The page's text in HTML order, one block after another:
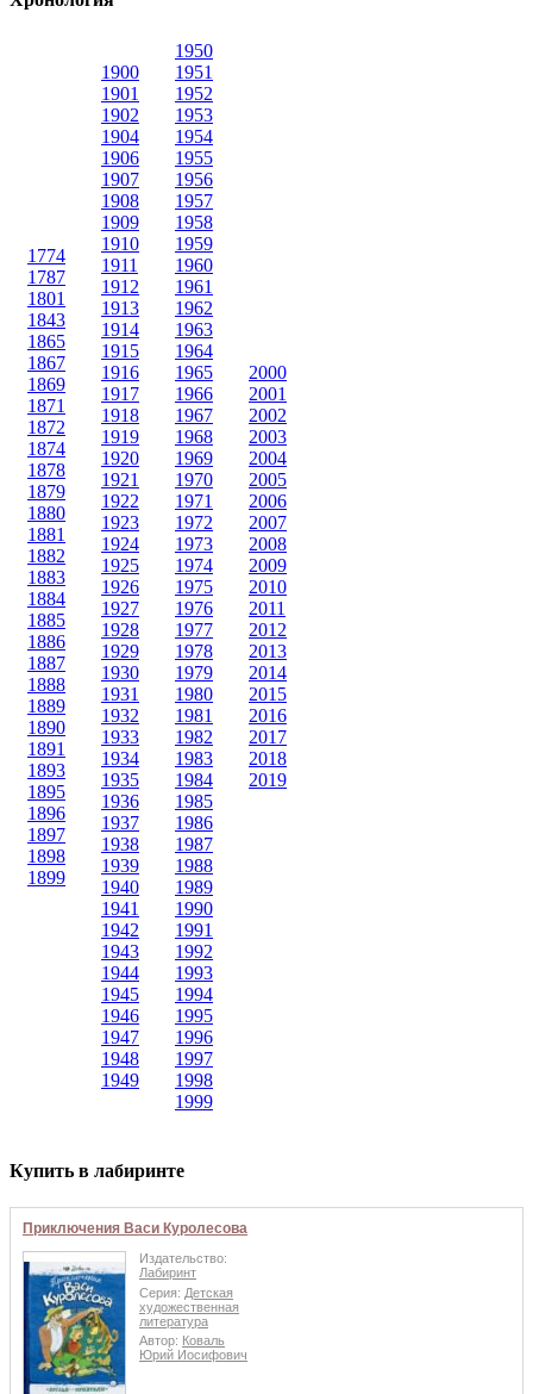
1774
1787
1801
1843
1865
1867
1869
1871
1872
1874
1878
1879
1880
1881
1882
1883
1884
1885
1886
1887
1888
1889
1890
1891
1893
1895
1896
1897
1898
1899
1900
1901
1902
1904
1906
1907
1908
1909
1910
1911
1912
1913
1914
1915
1916
1917
1918
1919
1920
1921
1922
1923
1924
1925
1926
1927
1928
1929
1930
1931
1932
1933
1934
1935
1936
1937
1938
1939
1940
1941
1942
1943
1944
1945
1946
1947
1948
1949
1950
1951
1952
1953
1954
1955
1956
1957
1958
1959
1960
1961
1962
1963
1964
1965
1966
1967
1968
1969
1970
1971
1972
1973
1974
1975
1976
1977
1978
1979
1980
1981
1982
1983
1984
1985
1986
1987
1988
1989
1990
1991
1992
1993
1994
1995
1996
1997
1998
1999
2000
2001
2002
2003
2004
2005
2006
2007
2008
2009
2010
2011
2012
2013
2014
2015
2016
2017
2018
2019
Купить в лабиринте
Приключения Васи Куролесова
Издательство:
Лабиринт
Серия: Детская
художественная
литература
Автор: Коваль
Юрий Иосифович